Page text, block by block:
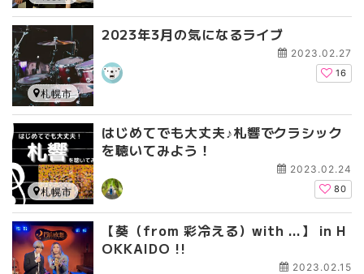
2023年3月の気になるライブ
2023.02.27
16
札幌市
はじめてでも大丈夫♪札響でクラシック
を聴いてみよう！
2023.02.24
80
札幌市
【葵（from 彩冷える）with …】 in H
OKKAIDO !!
2023.02.15